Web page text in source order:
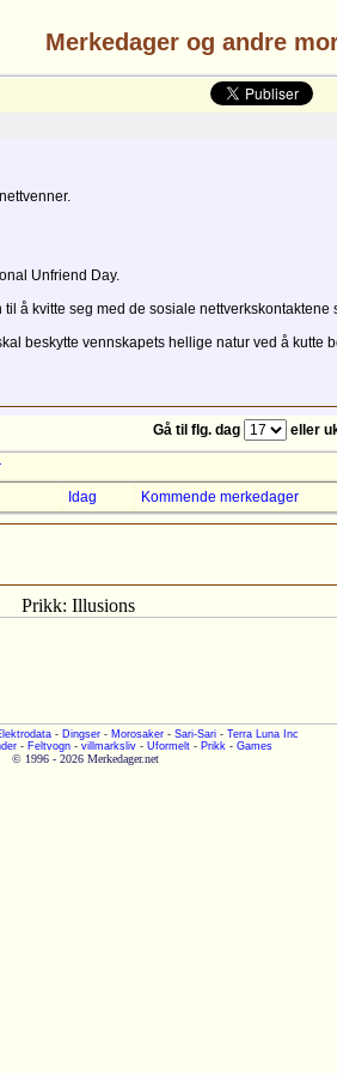
Merkedager og andre
Unfriend Day.
å kvitte seg med de sosiale nettverkskontaktene
beskytte vennskapets hellige natur ved å
Gå til flg. dag
eller
Idag Kommende merkedager
Prikk: Illusions
- Dingser- Morosaker- Sari-Sari- Terra Luna Inc
- Feltvogn - villmarksliv - Uformelt - Prikk - Games
© 1996 - 2026 Merkedager.net